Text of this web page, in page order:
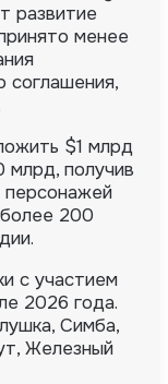
развитие
менее
соглашения,
$1 млрд
млрд, получив
персонажей
200
с участием
2026 года.
Симба,
Железный